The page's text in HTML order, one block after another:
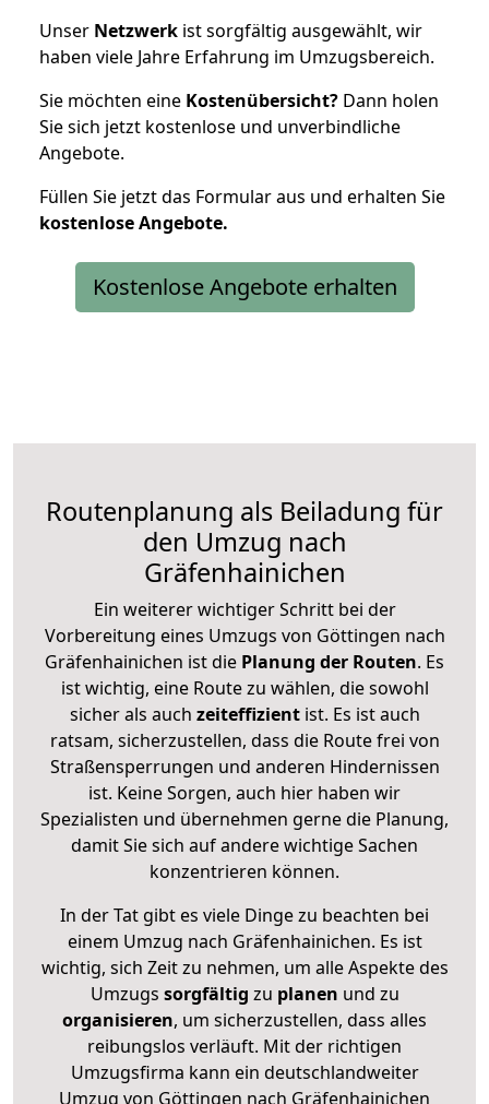
Unser Netzwerk ist sorgfältig ausgewählt, wir
haben viele Jahre Erfahrung im Umzugsbereich.
Sie möchten eine Kostenübersicht? Dann holen
Sie sich jetzt kostenlose und unverbindliche
Angebote.
Füllen Sie jetzt das Formular aus und erhalten Sie
kostenloseAngebote.
Kostenlose Angebote erhalten
Routenplanung als Beiladung für
den Umzug nach
Gräfenhainichen
Ein weiterer wichtiger Schritt bei der
Vorbereitung eines Umzugs von Göttingen nach
Gräfenhainichen ist die Planung der Routen. Es
ist wichtig, eine Route zu wählen, die sowohl
sicher als auch zeiteffizientist. Es ist auch
ratsam, sicherzustellen, dass die Route frei von
Straßensperrungen und anderen Hindernissen
ist. Keine Sorgen, auch hier haben wir
Spezialisten und übernehmen gerne die Planung,
damit Sie sich auf andere wichtige Sachen
konzentrieren können.
In der Tat gibt es viele Dinge zu beachten bei
einem Umzug nach Gräfenhainichen. Es ist
wichtig, sich Zeit zu nehmen, um alle Aspekte des
Umzugs sorgfältig zu planen und zu
organisieren, um sicherzustellen, dass alles
reibungslos verläuft. Mit der richtigen
Umzugsfirma kann ein deutschlandweiter
Umzug von Göttingen nach Gräfenhainichen